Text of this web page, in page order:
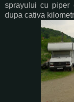
sprayului cu piper
dupa cativa